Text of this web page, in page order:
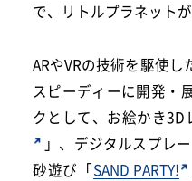
で、リトルプラネット
ARやVRの技術を駆使
スピーディーに開発・
クとして、お絵かき3D
」、デジタルスプレ
砂遊び「SAND PARTY!